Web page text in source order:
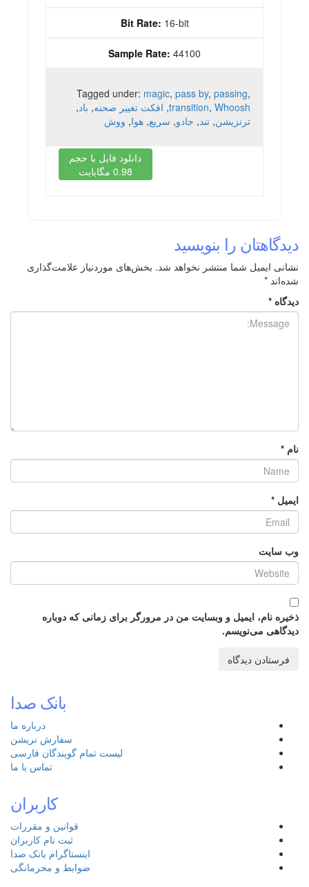
Bit Rate: 16-bit
Sample Rate: 44100
Tagged under: magic, pass by, passing,
transition, Whoosh
, افکت تغییر صحنه, باد,
ترنزیشن, تند, جادو, سریع, هوا, ووش
دانلود فایل با حجم
0.98 مگابایت
دیدگاهتان را بنویسید
نشانی ایمیل شما منتشر نخواهد شد. بخش‌های موردنیاز علامت‌گذاری
شده‌اند *
دیدگاه *
نام *
ایمیل *
وب‌ سایت
ذخیره نام، ایمیل و وبسایت من در مرورگر برای زمانی که دوباره
دیدگاهی می‌نویسم.
بانک صدا
درباره ما
سفارش نریشن
لیست تمام گویندگان فارسی
تماس با ما
کاربران
قوانین و مقررات
ثبت نام کاربران
اینستاگرام بانک صدا
ضوابط و محرمانگی